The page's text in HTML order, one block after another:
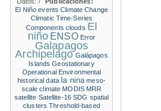
El Niño events Climate Change
Climatic Time-Series
Components clouds El
niño ENSO Error
Galapagos
Archipelago Galápagos
Islands Geostationary
Operational Environmental
historical data la nina meso-
scale climate MODIS MRR
satellite Satellite-16 SDG spatial
clusters Threshold-based